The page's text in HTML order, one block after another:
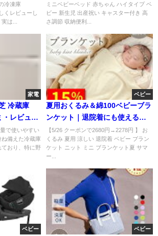
♪
冷凍庫
くレビューし
は...
ミニベビーベッド 赤ちゃん ハイタイプ ベ
ビー 新生児 出産祝い キャスター付き 高
さ調節 収納便利...
家電
冷蔵庫
・レビュー
で使いやすい
備えた冷蔵庫
ており、特に野
ベビー
夏用おくるみ＆綿100ベビーブラ
ンケット｜退院着にも使える人
気アイテム
【5/26 クーポンで2680円→2278円 】 お
くるみ 夏用 涼しい 退院着 ベビー ブラン
ケット ニット ミニ ブランケット夏 サマ
ー...
ベビー ベビー